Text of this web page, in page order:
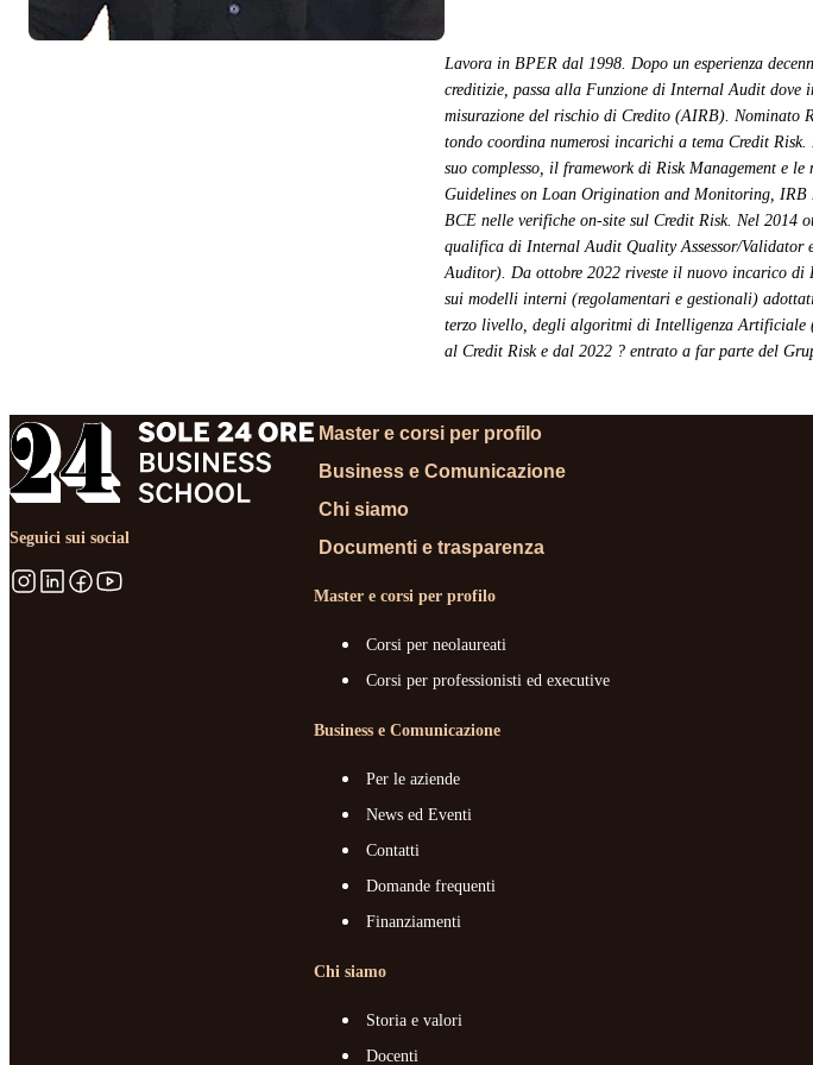
Lavora in BPER dal 1998. Dopo un esperienza
creditizie, passa alla Funzione di Internal Audit
misurazione del rischio di Credito (AIRB). Nominato
tondo coordina numerosi incarichi a tema Credit
suo complesso, il framework di Risk Management e
Guidelines on Loan Origination and Monitoring, IRB
BCE nelle verifiche on-site sul Credit Risk. Nel
qualifica di Internal Audit Quality Assessor/
Auditor). Da ottobre 2022 riveste il nuovo incarico di
sui modelli interni (regolamentari e gestionali)
terzo livello, degli algoritmi di Intelligenza Artificiale
al Credit Risk e dal 2022 ? entrato a far parte del
Seguici sui social
Master e corsi per profilo
Business e Comunicazione
Chi siamo
Documenti e trasparenza
Master e corsi per profilo
Corsi per neolaureati
Corsi per professionisti ed executive
Business e Comunicazione
Per le aziende
News ed Eventi
Contatti
Domande frequenti
Finanziamenti
Chi siamo
Storia e valori
Docenti